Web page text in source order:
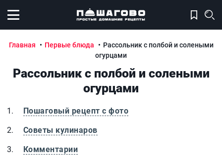
Открыть меню
Главная Первые блюда
Рассольник с полбой и солеными
огурцами
Рассольник с полбой и солеными
огурцами
Пошаговый рецепт с фото
Советы кулинаров
Комментарии